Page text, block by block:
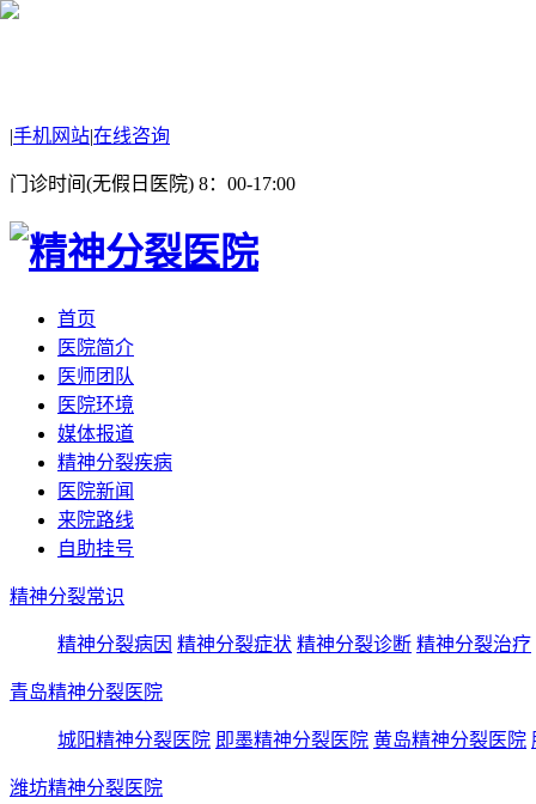
|手机网站|在线咨询
门诊时间(无假日医院) 8：00-17:00
首页
医院简介
医师团队
医院环境
媒体报道
精神分裂疾病
医院新闻
来院路线
自助挂号
精神分裂常识
精神分裂病因 精神分裂症状 精神分裂诊断 精神分裂治疗
青岛精神分裂医院
城阳精神分裂医院 即墨精神分裂医院 黄岛精神分裂医院
潍坊精神分裂医院